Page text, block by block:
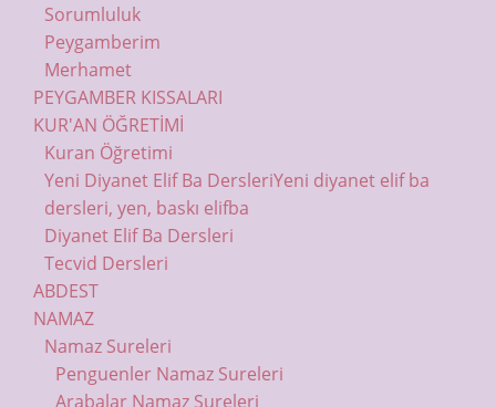
Sorumluluk
Peygamberim
Merhamet
PEYGAMBER KISSALARI
KUR'AN ÖĞRETİMİ
Kuran Öğretimi
Yeni Diyanet Elif Ba DersleriYeni diyanet elif ba
dersleri, yen, baskı elifba
Diyanet Elif Ba Dersleri
Tecvid Dersleri
ABDEST
NAMAZ
Namaz Sureleri
Penguenler Namaz Sureleri
Arabalar Namaz Sureleri